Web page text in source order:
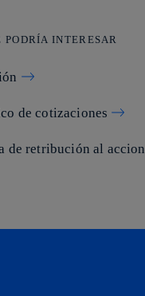
PODRÍA INTERESAR
de cotizaciones
de retribución al